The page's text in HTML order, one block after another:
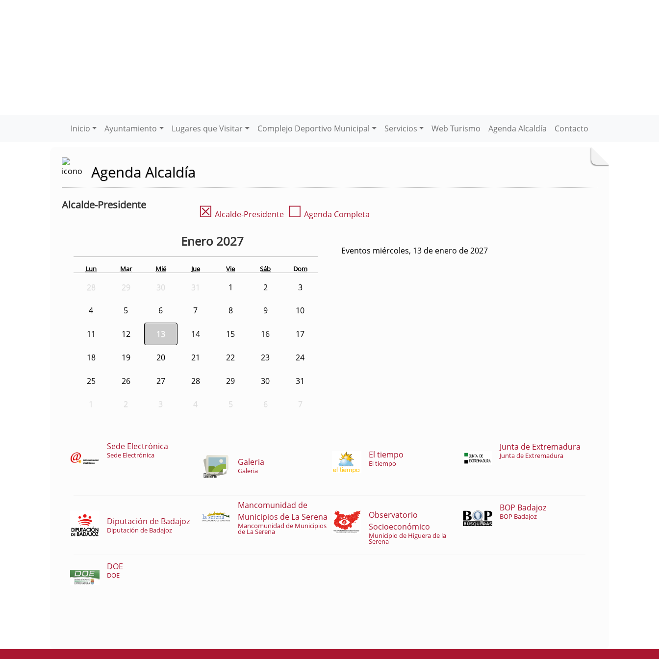
Inicio Ayuntamiento Lugares que Visitar Complejo Deportivo Municipal Servicios Web Turismo Agenda Alcaldía Contacto
Agenda Alcaldía
Alcalde-Presidente ☒ Alcalde-Presidente ☐ Agenda Completa
Enero 2027
Lun Mar Mié Jue Vie Sáb Dom
28 29 30 31 1 2 3
4 5 6 7 8 9 10
11 12 13 14 15 16 17
18 19 20 21 22 23 24
25 26 27 28 29 30 31
1 2 3 4 5 6 7
Eventos miércoles, 13 de enero de 2027
Sede Electrónica
Sede Electrónica
Galeria
Galeria
El tiempo
El tiempo
Junta de Extremadura
Junta de Extremadura
Diputación de Badajoz
Diputación de Badajoz
Mancomunidad de
Municipios de La Serena
Mancomunidad de Municipios
de La Serena
Observatorio
Socioeconómico
Municipio de Higuera de la
Serena
BOP Badajoz
BOP Badajoz
DOE
DOE